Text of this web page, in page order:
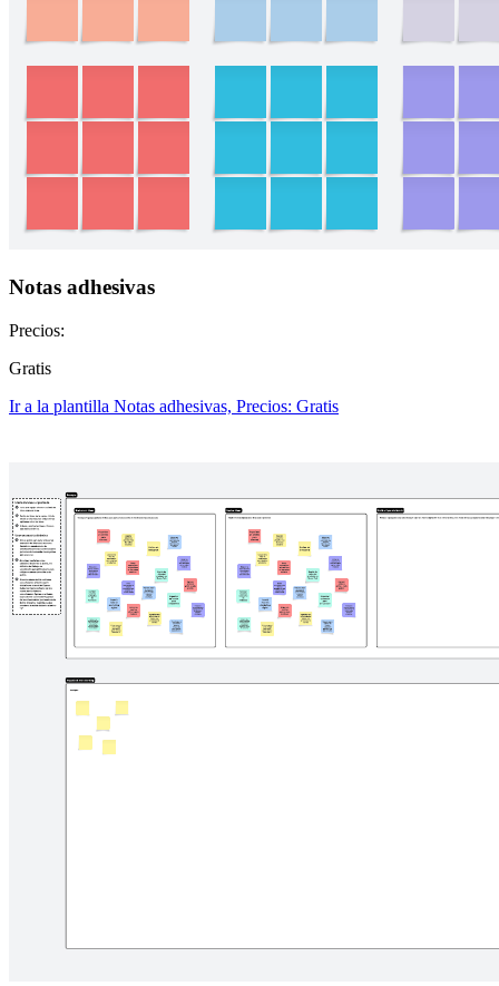
Notas adhesivas
Precios:
Gratis
Ir a la plantilla Notas adhesivas, Precios: Gratis